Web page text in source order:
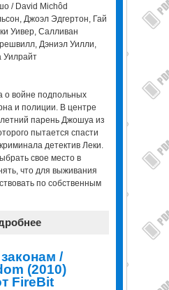
/ David Michôd
Джоэл Эдгертон, Гай
Уивер, Салливан
Дэниэл Уилли,
Уилрайт
о войне подпольных
и полиции. В центре
парень Джошуа из
пытается спасти
детектив Леки.
свое место в
что для выживания
по собственным
/
(2010)
FireBit